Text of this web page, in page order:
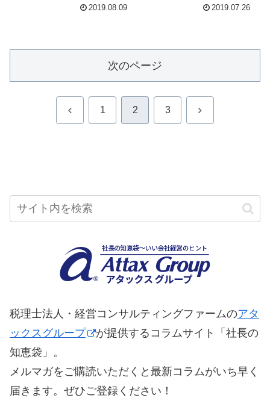
2019.08.09 2019.07.26
次のページ
前 1 2 3 次
税理士法人・経営コンサルティングファームのアタ
ックスグループ
が提供するコラムサイト「社長の
知恵袋」。
メルマガをご購読いただくと最新コラムがいち早く
届きます。ぜひご登録ください！